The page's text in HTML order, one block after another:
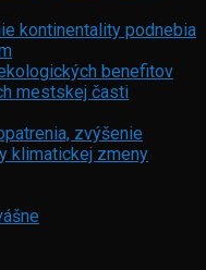
kontinentality podnebia
benefitov
mestskej časti
zvýšenie
klimatickej zmeny